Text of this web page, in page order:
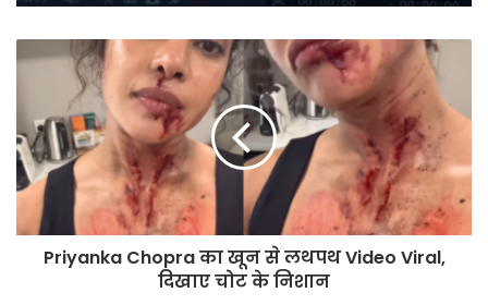
Faridabad Teacher Murder: स्कूल में
घुस कर महिला टीचर की हत्या, बेरहमी से
किए 34 वार
Priyanka
से
लथपथ
Video
Viral,
दिखाए
Priyanka Chopra का खून से लथपथ Video Viral,
दिखाए चोट के निशान